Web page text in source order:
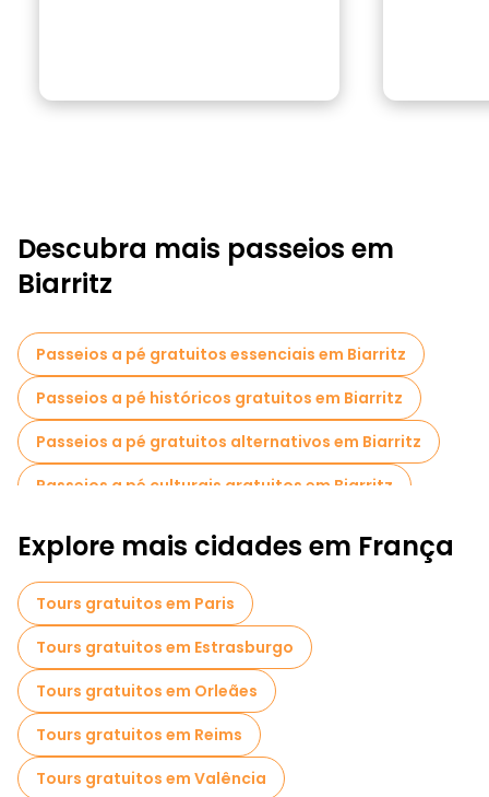
Descubra mais passeios em
Biarritz
Passeios a pé gratuitos essenciais em Biarritz
Passeios a pé históricos gratuitos em Biarritz
Passeios a pé gratuitos alternativos em Biarritz
Passeios a pé culturais gratuitos em Biarritz
Passeios a pé gratuitos para famílias em Biarritz
Visita guiada gratuita à cidade velha Biarritz
Visitas de degustação locais em Biarritz
Passeios gastronômicos em Biarritz
Passeios gratuitos perto Phare de Biarritz
Explore mais cidades em França
Tours gratuitos em Paris
Tours gratuitos em Estrasburgo
Tours gratuitos em Orleães
Tours gratuitos em Reims
Tours gratuitos em Valência